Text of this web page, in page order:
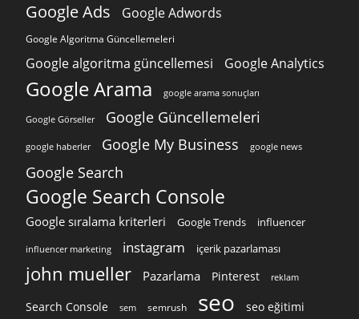
Google Ads Google Adwords
Google Algoritma Güncellemeleri
Google algoritma güncellemesi Google Analytics
Google Arama google arama sonuçları
Google Görseller Google Güncellemeleri
google haberler Google My Business google news
Google Search
Google Search Console
Google sıralama kriterleri Google Trends influencer
influencer marketing instagram içerik pazarlaması
john mueller Pazarlama Pinterest reklam
Search Console sem semrush seo seo eğitimi